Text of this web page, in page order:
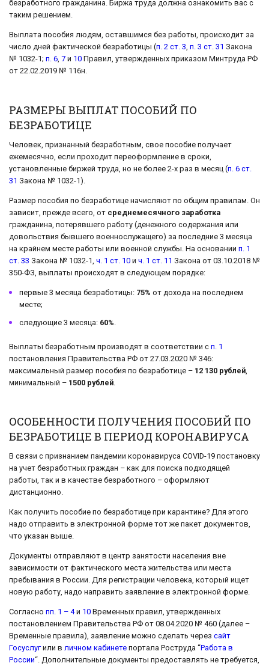
безработного гражданина. Биржа труда должна ознакомить вас с
таким решением.
Выплата пособия людям, оставшимся без работы, происходит за
число дней фактической безработицы (п. 2 ст. 3, п. 3 ст. 31 Закона
№ 1032-1; п. 6, 7 и 10 Правил, утвержденных приказом Минтруда РФ
от 22.02.2019 № 116н.
РАЗМЕРЫ ВЫПЛАТ ПОСОБИЙ ПО
БЕЗРАБОТИЦЕ
Человек, признанный безработным, свое пособие получает
ежемесячно, если проходит переоформление в сроки,
установленные биржей труда, но не более 2-х раз в месяц (п. 6 ст.
31 Закона № 1032-1).
Размер пособия по безработице начисляют по общим правилам. Он
зависит, прежде всего, от среднемесячного заработка
гражданина, потерявшего работу (денежного содержания или
довольствия бывшего военнослужащего) за последние 3 месяца
на крайнем месте работы или военной службы. На основании п. 1
ст. 33 Закона № 1032-1, ч. 1 ст. 10 и ч. 1 ст. 11 Закона от 03.10.2018 №
350-ФЗ, выплаты происходят в следующем порядке:
первые 3 месяца безработицы: 75% от дохода на последнем
месте;
следующие 3 месяца: 60%
Выплаты безработным производят в соответствии с п. 1
постановления Правительства РФ от 27.03.2020 № 346:
максимальный размер пособия по безработице – 12 130 рублей
минимальный – 1500 рублей
ОСОБЕННОСТИ ПОЛУЧЕНИЯ ПОСОБИЙ ПО
БЕЗРАБОТИЦЕ В ПЕРИОД КОРОНАВИРУСА
В связи с признанием пандемии коронавируса COVID-19 постановку
на учет безработных граждан – как для поиска подходящей
работы, так и в качестве безработного – оформляют
дистанционно.
Как получить пособие по безработице при карантине? Для этого
надо отправить в электронной форме тот же пакет документов,
что указан выше.
Документы отправляют в центр занятости населения вне
зависимости от фактического места жительства или места
пребывания в России. Для регистрации человека, который ищет
новую работу, надо направить заявление в электронной форме.
Согласно пп. 1 – 4и 10 Временных правил, утвержденных
постановлением Правительства РФ от 08.04.2020 № 460 (далее –
Временные правила), заявление можно сделать через сайт
Госуслугили в личном кабинете портала Роструда “Работа в
России“. Дополнительные документы предоставлять не требуется,